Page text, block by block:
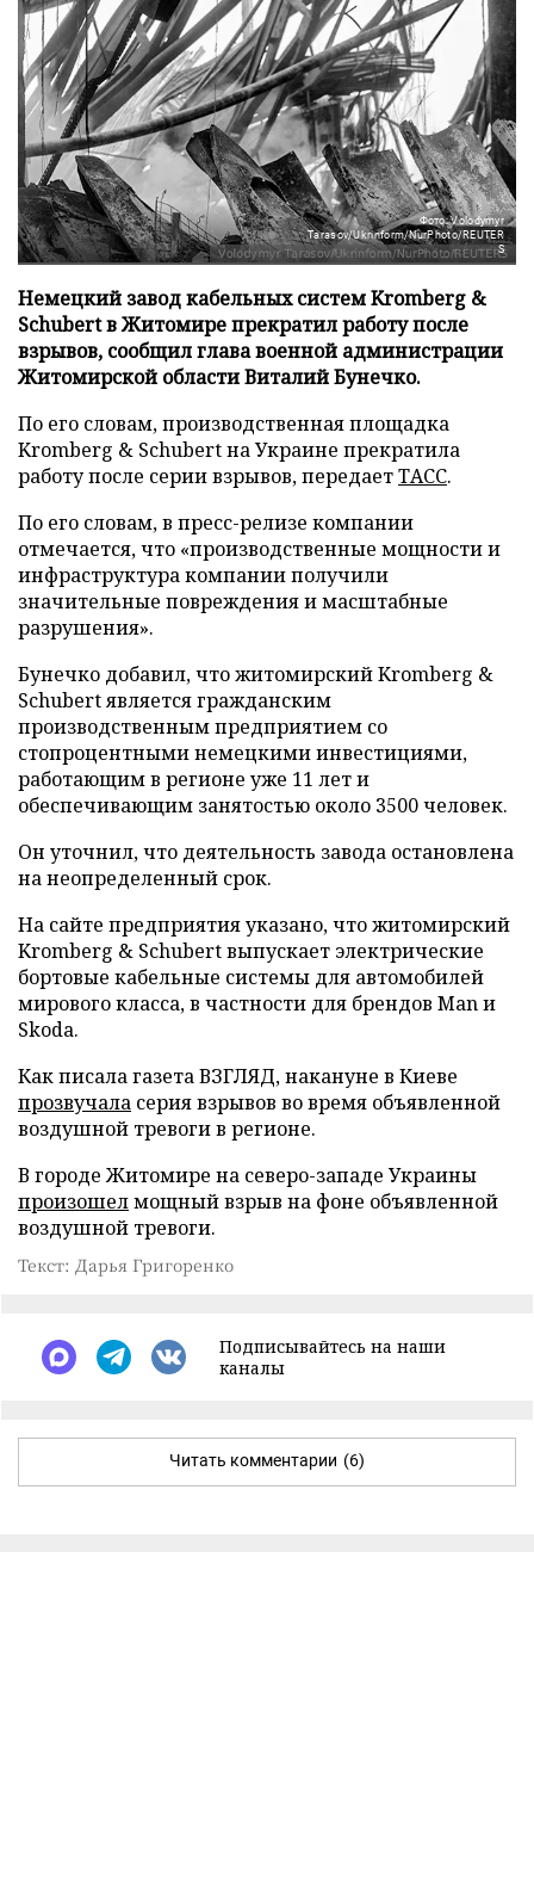
Фото: Volodymyr
Tarasov/Ukrinform/NurPhoto/REUTER
S
Немецкий завод кабельных систем Kromberg &
Schubert в Житомире прекратил работу после
взрывов, сообщил глава военной администрации
Житомирской области Виталий Бунечко.
По его словам, производственная площадка
Kromberg & Schubert на Украине прекратила
работу после серии взрывов, передаетТАСС.
По его словам, в пресс-релизе компании
отмечается, что «производственные мощности и
инфраструктура компании получили
значительные повреждения и масштабные
разрушения».
Бунечко добавил, что житомирский Kromberg &
Schubert является гражданским
производственным предприятием со
стопроцентными немецкими инвестициями,
работающим в регионе уже 11 лет и
обеспечивающим занятостью около 3500 человек.
Он уточнил, что деятельность завода остановлена
на неопределенный срок.
На сайте предприятия указано, что житомирский
Kromberg & Schubert выпускает электрические
бортовые кабельные системы для автомобилей
мирового класса, в частности для брендов Man и
Skoda.
Как писала газета ВЗГЛЯД, накануне в Киеве
прозвучала серия взрывов во время объявленной
воздушной тревоги в регионе.
В городе Житомире на северо-западе Украины
произошелмощный взрыв на фоне объявленной
воздушной тревоги.
Текст: Дарья Григоренко
Подписывайтесь на наши
каналы
Читать комментарии (6)